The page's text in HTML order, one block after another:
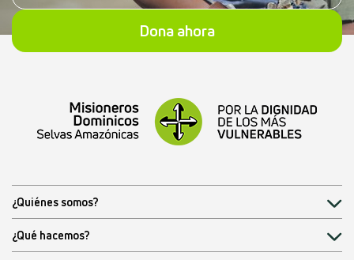
Dona ahora
¿Quiénes somos?
¿Qué hacemos?